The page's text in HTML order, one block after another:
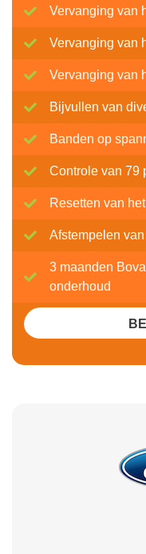
Vervanging van
Vervanging van
Vervanging van
Bijvullen van
Banden op
Controle van 79
Resetten van
Afstempelen
3 maanden
onderhoud